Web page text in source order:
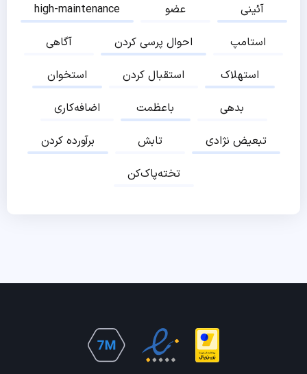
high-maintenance
عضو
آئینی
آگاهی
احوال پرسی کردن
استامپ
استخوان
استقبال کردن
استهلاک
اضافه‌کاری
باعظمت
بدهی
برآورده کردن
تابش
تبعیض نژادی
تخته‌پاک‌کن